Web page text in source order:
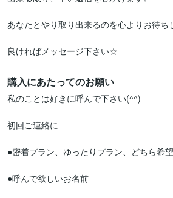
あなたとやり取り出来るのを心よりお待
良ければメッセージ下さい☆
購入にあたってのお願い
私のことは好きに呼んで下さい(^^)
初回ご連絡に
●密着プラン、ゆったりプラン、どちら希
●呼んで欲しいお名前